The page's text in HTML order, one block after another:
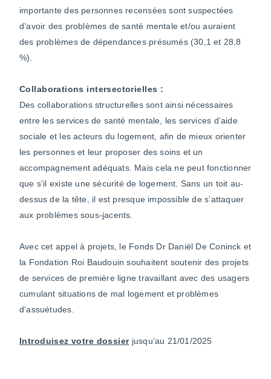
importante des personnes recensées sont suspectées
d’avoir des problèmes de santé mentale et/ou auraient
des problèmes de dépendances présumés (30,1 et 28,8
%).
Collaborations intersectorielles :
Des collaborations structurelles sont ainsi nécessaires
entre les services de santé mentale, les services d’aide
sociale et les acteurs du logement, afin de mieux orienter
les personnes et leur proposer des soins et un
accompagnement adéquats. Mais cela ne peut fonctionner
que s’il existe une sécurité de logement. Sans un toit au-
dessus de la tête, il est presque impossible de s’attaquer
aux problèmes sous-jacents.
Avec cet appel à projets, le Fonds Dr Daniël De Coninck et
la Fondation Roi Baudouin souhaitent soutenir des projets
de services de première ligne travaillant avec des usagers
cumulant situations de mal logement et problèmes
d’assuétudes.
Introduisez votre dossierjusqu’au 21/01/2025